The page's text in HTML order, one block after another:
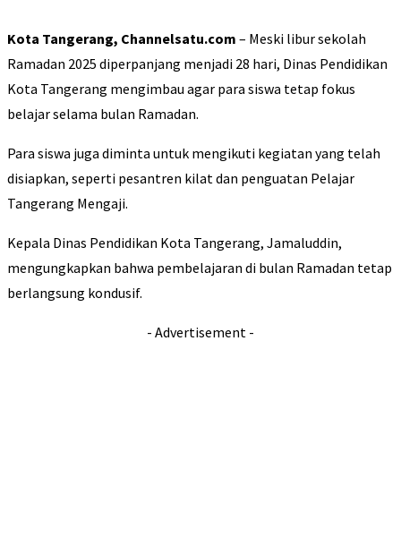
Kota Tangerang, Channelsatu.com – Meski libur sekolah
Ramadan 2025 diperpanjang menjadi 28 hari, Dinas Pendidikan
Kota Tangerang mengimbau agar para siswa tetap fokus
belajar selama bulan Ramadan.
Para siswa juga diminta untuk mengikuti kegiatan yang telah
disiapkan, seperti pesantren kilat dan penguatan Pelajar
Tangerang Mengaji.
Kepala Dinas Pendidikan Kota Tangerang, Jamaluddin,
mengungkapkan bahwa pembelajaran di bulan Ramadan tetap
berlangsung kondusif.
- Advertisement -